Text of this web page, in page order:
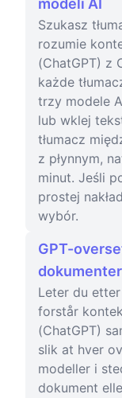
modeli AI
Szukasz
rozumie
(ChatGPT) z
każde
trzy modele
lub wklej
tłumacz
z płynnym,
minut. Jeśli
prostej
wybór.
GPT-
Leter du
forstår
(ChatGPT)
slik at hver
modeller i
dokument